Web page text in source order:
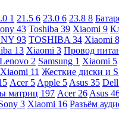
1 21.5 6 23.0 6 23.8 8
43 Toshiba 39 Xiaomi 9
93 TOSHIBA 34 Xiaomi 8
13 Xiaomi 3 Провод
Lenovo 2 Samsung 1 Xiaomi 5
Xiaomi 11 Жесткие диски и
Acer 5 Apple 5 Asus 35 Dell
матриц 197 Acer 26 Asus
3 Xiaomi 16 Разъём